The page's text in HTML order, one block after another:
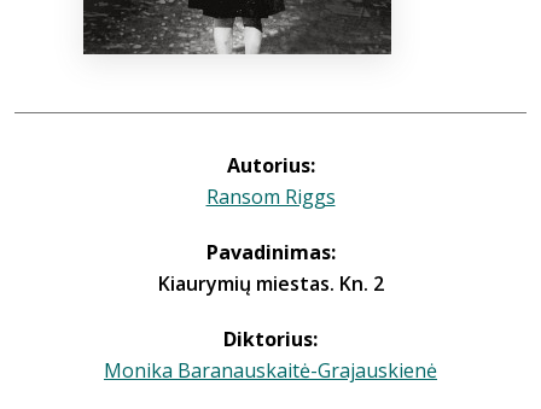
Autorius:
Ransom Riggs
Pavadinimas:
Kiaurymių miestas. Kn. 2
Diktorius:
Monika Baranauskaitė-Grajauskienė